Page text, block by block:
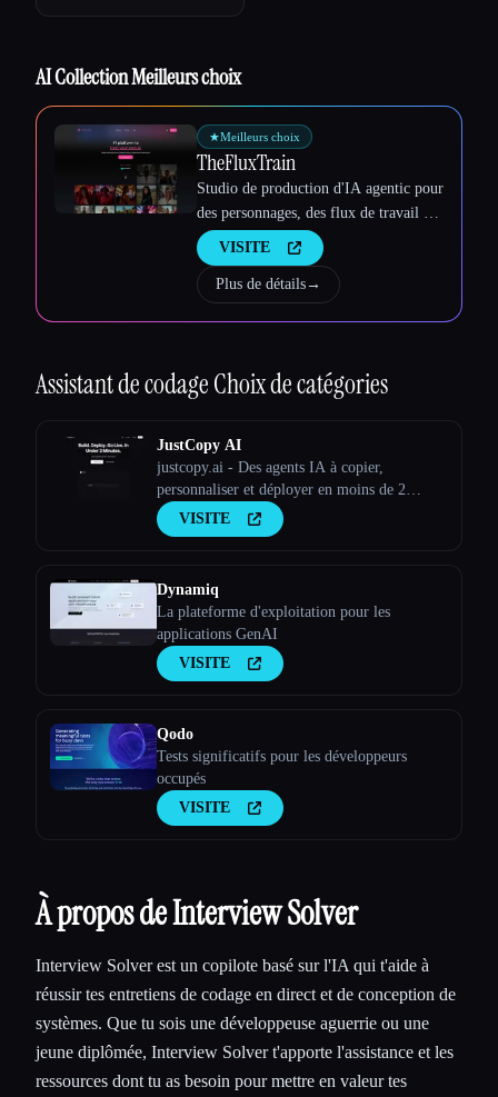
Esc
AI Collection Meilleurs choix
★Meilleurs choix
TheFluxTrain
Studio de production d'IA agentic pour
des personnages, des flux de travail et
des vidéos cohérents
VISITE
Plus de détails→
Assistant de codageChoix de catégories
JustCopy AI
justcopy.ai - Des agents IA à copier,
personnaliser et déployer en moins de 2
minutes sans aucune configuration
VISITE
Dynamiq
La plateforme d'exploitation pour les
applications GenAI
VISITE
Qodo
Tests significatifs pour les développeurs
occupés
VISITE
À propos de Interview Solver
Interview Solver est un copilote basé sur l'IA qui t'aide à
réussir tes entretiens de codage en direct et de conception de
systèmes. Que tu sois une développeuse aguerrie ou une
jeune diplômée, Interview Solver t'apporte l'assistance et les
ressources dont tu as besoin pour mettre en valeur tes